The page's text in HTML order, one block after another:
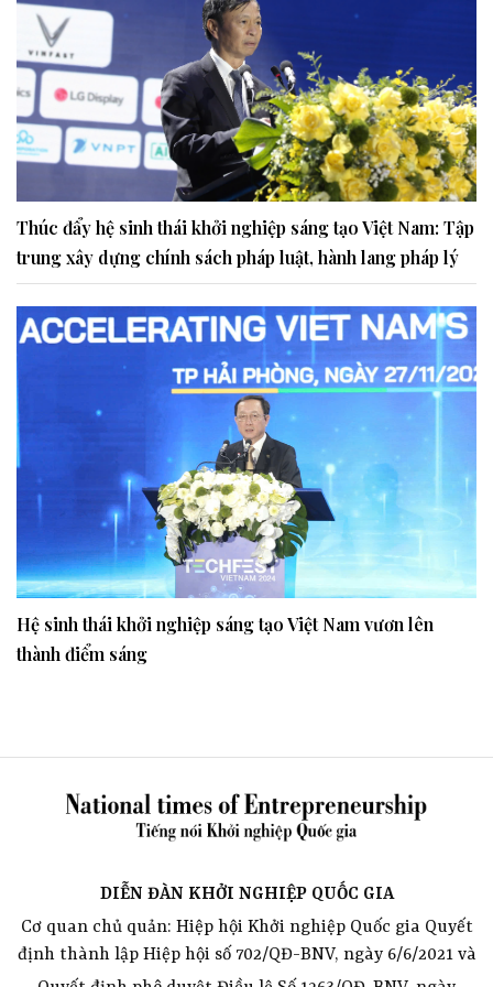
Thúc đẩy hệ sinh thái khởi nghiệp sáng tạo Việt Nam: Tập
trung xây dựng chính sách pháp luật, hành lang pháp lý
Hệ sinh thái khởi nghiệp sáng tạo Việt Nam vươn lên
thành điểm sáng
DIỄN ĐÀN KHỞI NGHIỆP QUỐC GIA
Cơ quan chủ quản: Hiệp hội Khởi nghiệp Quốc gia Quyết
định thành lập Hiệp hội số 702/QĐ-BNV, ngày 6/6/2021 và